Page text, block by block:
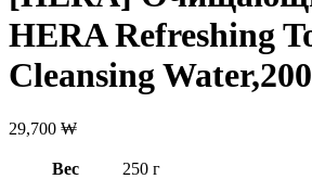
HERA Refreshing
Cleansing
29,700 ₩
Вес
250 г